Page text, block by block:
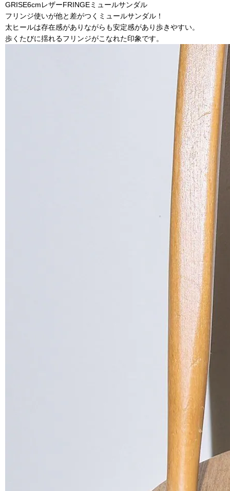
GRISE6cmレザーFRINGEミュールサンダル
フリンジ使いが他と差がつくミュールサンダル！
太ヒールは存在感がありながらも安定感があり歩きやすい。
歩くたびに揺れるフリンジがこなれた印象です。